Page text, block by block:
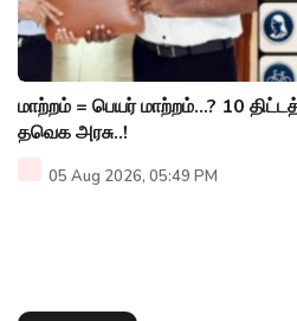
மாற்றம் = பெயர் மாற்றம்…? 10
தவெக அரசு..!
05 Aug 2026, 05:49 PM